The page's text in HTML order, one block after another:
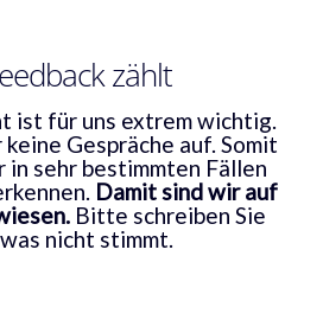
zählt
ist für uns extrem wichtig.
Gespräche auf. Somit
in sehr bestimmten Fällen
Damit sind wir auf
Bitte schreiben Sie
nicht stimmt.